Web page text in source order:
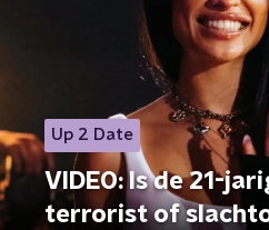
Up 2 Date
VIDEO: Is de 21-
terrorist of